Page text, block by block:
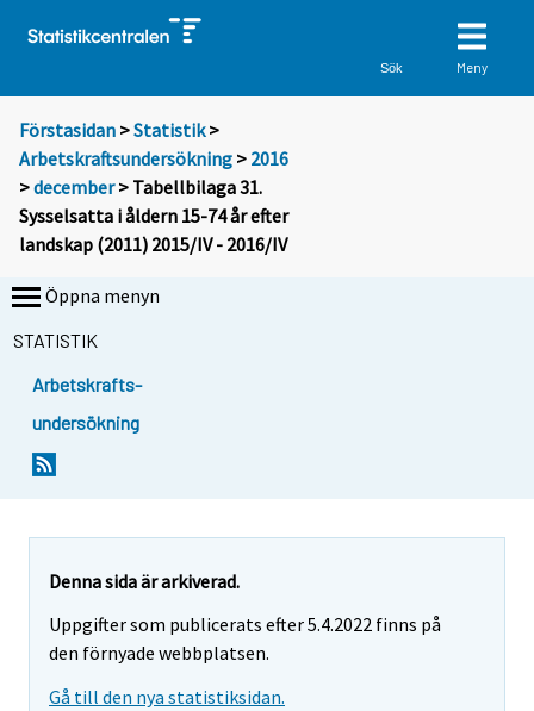
Sök Meny
Förstasidan >Statistik >
Arbetskraftsundersökning > 2016
>december> Tabellbilaga 31.
Sysselsatta i åldern 15-74 år efter
landskap (2011) 2015/IV - 2016/IV
Öppna menyn
STATISTIK
Arbetskrafts-
undersökning
Denna sida är arkiverad.
Uppgifter som publicerats efter 5.4.2022 finns på
den förnyade webbplatsen.
Gå till den nya statistiksidan.